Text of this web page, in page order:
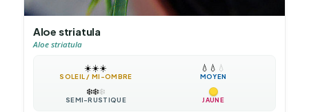
Aloe striatula
Aloe striatula
☀️☀️☀️
SOLEIL / MI-OMBRE
💧 💧 💧
MOYEN
❄️❄️❄️
SEMI-RUSTIQUE JAUNE